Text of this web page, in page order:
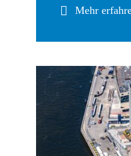
Mehr